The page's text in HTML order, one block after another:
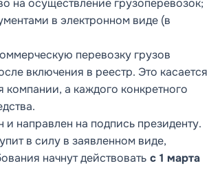
на осуществление грузоперевозок;
в электронном виде (в
перевозку грузов
включения в реестр. Это касается
компании, а каждого конкретного
направлен на подпись президенту.
в силу в заявленном виде,
начнут действовать с 1 марта